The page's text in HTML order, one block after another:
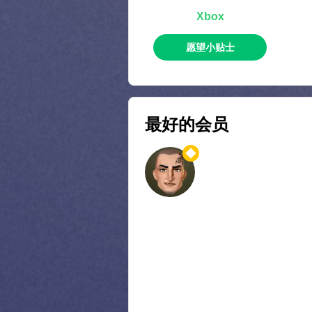
Xbox
愿望小贴士
最好的会员